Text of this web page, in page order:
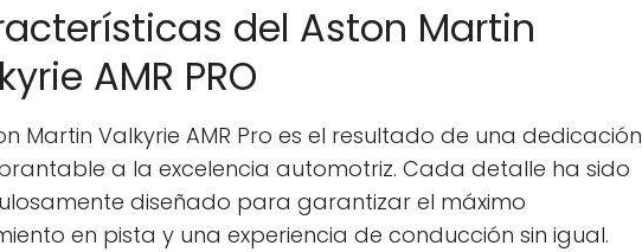
del Aston Martin
AMR PRO
Martin Valkyrie AMR Pro es el resultado de una dedicación
a la excelencia automotriz. Cada detalle ha sido
diseñado para garantizar el máximo
en pista y una experiencia de conducción sin igual.